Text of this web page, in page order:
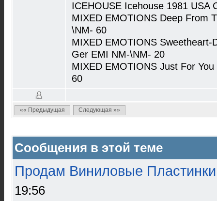
ICEHOUSE Icehouse 1981 USA
MIXED EMOTIONS Deep From
\NM- 60
MIXED EMOTIONS
Ger EMI NM-\NM- 20
MIXED EMOTIONS Just For
60
«« Предыдущая Следующая »»
Сообщения в этой теме
Продам Виниловые Пластинки
19:56